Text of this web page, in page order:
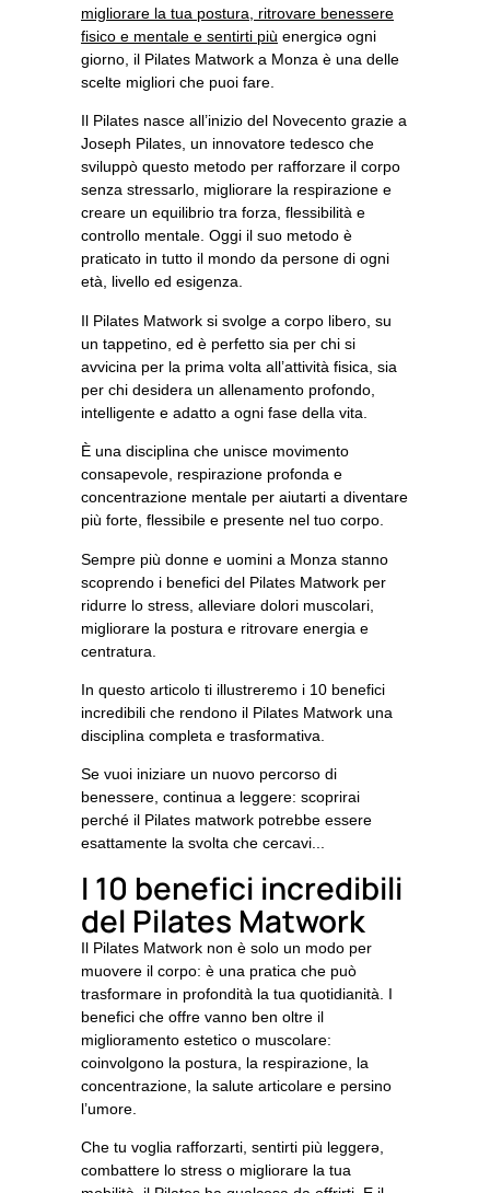
migliorare la tua postura , ritrovare benessere
fisico e mentale e sentirti più energicə ogni
giorno, il Pilates Matwork a Monza è una delle
scelte migliori che puoi fare.
Il Pilates nasce all’inizio del Novecento grazie a
Joseph Pilates, un innovatore tedesco che
sviluppò questo metodo per rafforzare il corpo
senza stressarlo, migliorare la respirazione e
creare un equilibrio tra forza, flessibilità e
controllo mentale. Oggi il suo metodo è
praticato in tutto il mondo da persone di ogni
età, livello ed esigenza.
Il Pilates Matwork si svolge a corpo libero , su
un tappetino, ed è perfetto sia per chi si
avvicina per la prima volta all’attività fisica, sia
per chi desidera un allenamento profondo,
intelligente e adatto a ogni fase della vita.
È una disciplina che unisce movimento
consapevole respirazione profonda e
concentrazione mentale per aiutarti a diventare
più forte, flessibile e presente nel tuo corpo.
Sempre più donne e uomini a Monza stanno
scoprendo i benefici del Pilates Matwork per
ridurre lo stress, alleviare dolori muscolari,
migliorare la postura e ritrovare energia e
centratura.
In questo articolo ti illustreremo i 10 benefici
incredibili che rendono il Pilates Matwork una
disciplina completa e trasformativa.
Se vuoi iniziare un nuovo percorso di
benessere, continua a leggere: scoprirai
perché il Pilates matwork potrebbe essere
esattamente la svolta che cercavi...
I 10 benefici incredibili
del Pilates Matwork
Il Pilates Matwork non è solo un modo per
muovere il corpo: è una pratica che può
trasformare in profondità la tua quotidianità. I
benefici che offre vanno ben oltre il
miglioramento estetico o muscolare:
coinvolgono la postura , la respirazione , la
concentrazione , la salute articolare e persino
l’umore
Che tu voglia rafforzarti, sentirti più leggerə,
combattere lo stress o migliorare la tua